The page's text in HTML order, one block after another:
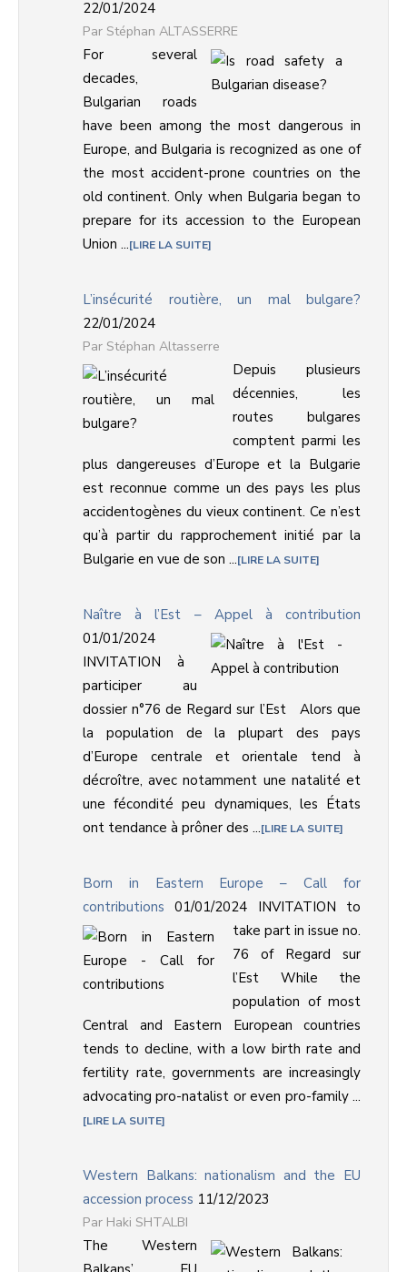
22/01/2024
Stéphan ALTASSERRE
For several
decades,
Bulgarian roads
have been among the most dangerous in
Europe, and Bulgaria is recognized as one of
the most accident-prone countries on the
old continent. Only when Bulgaria began to
prepare for its accession to the European
Union ... LIRE LA SUITE
L’insécurité routière, un mal bulgare?
22/01/2024
Stéphan Altasserre
Depuis plusieurs
décennies, les
routes bulgares
comptent parmi les
plus dangereuses d’Europe et la Bulgarie
est reconnue comme un des pays les plus
accidentogènes du vieux continent. Ce n’est
qu’à partir du rapprochement initié par la
Bulgarie en vue de son ... LIRE LA SUITE
Naître à l’Est – Appel à contribution
01/01/2024
INVITATION à
participer au
dossier n°76 de Regard sur l’Est Alors que
la population de la plupart des pays
d’Europe centrale et orientale tend à
décroître, avec notamment une natalité et
une fécondité peu dynamiques, les États
ont tendance à prôner des ... LIRE LA SUITE
Born in Eastern Europe – Call for
contributions 01/01/2024 INVITATION to
take part in issue no.
76 of Regard sur
l’Est While the
population of most
Central and Eastern European countries
tends to decline, with a low birth rate and
fertility rate, governments are increasingly
advocating pro-natalist or even pro-family ...
LIRE LA SUITE
Western Balkans: nationalism and the EU
accession process 11/12/2023
Haki SHTALBI
The Western